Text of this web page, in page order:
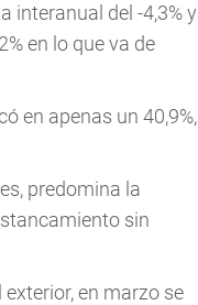
interanual del -4,3% y
en lo que va de
en apenas un 40,9%,
predomina la
sin
en marzo se